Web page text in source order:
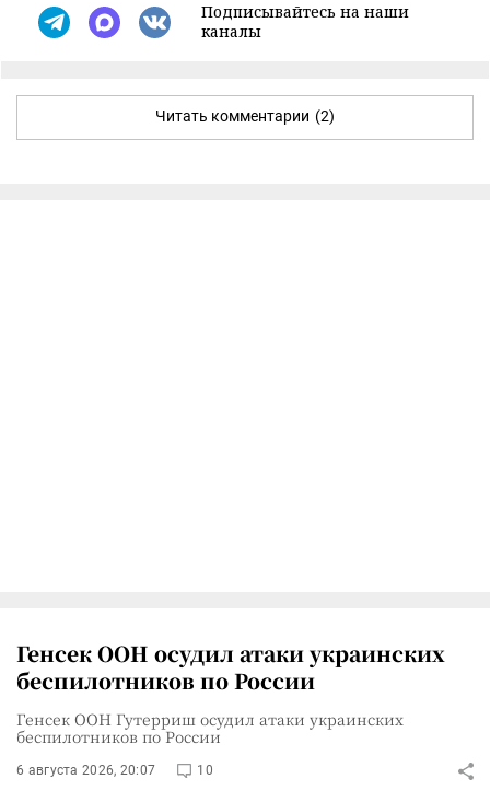
Подписывайтесь на наши
каналы
Читать комментарии (2)
Генсек ООН осудил атаки украинских
беспилотников по России
Генсек ООН Гутерриш осудил атаки украинских
беспилотников по России
6 августа 2026, 20:07 10